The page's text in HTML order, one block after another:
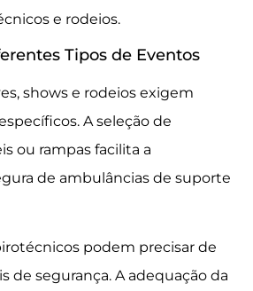
e rodeios.
Tipos de Eventos
shows e rodeios exigem
A seleção de
ou rampas facilita a
de ambulâncias de suporte
podem precisar de
de segurança. A adequação da